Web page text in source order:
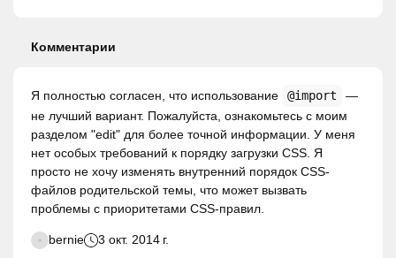
Комментарии
Я полностью согласен, что использование @import
—
не лучший вариант. Пожалуйста, ознакомьтесь с моим
разделом "edit" для более точной информации. У меня
нет особых требований к порядку загрузки CSS. Я
просто не хочу изменять внутренний порядок CSS-
файлов родительской темы, что может вызвать
проблемы с приоритетами CSS-правил.
bernie 3 окт. 2014 г.